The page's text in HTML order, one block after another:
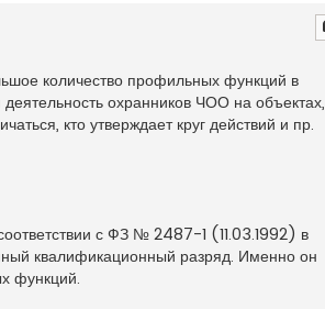
количество профильных функций в
охранников ЧОО на объектах,
кто утверждает круг действий и пр.
с ФЗ № 2487-1 (11.03.1992) в
квалификационный разряд. Именно он
функций.